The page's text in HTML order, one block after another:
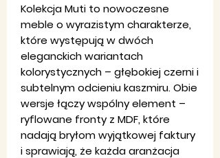
Kolekcja Muti to nowoczesne
meble o wyrazistym charakterze,
które występują w dwóch
eleganckich wariantach
kolorystycznych – głębokiej czerni i
subtelnym odcieniu kaszmiru. Obie
wersje łączy wspólny element –
ryflowane fronty z MDF, które
nadają bryłom wyjątkowej faktury
i sprawiają, że każda aranżacja